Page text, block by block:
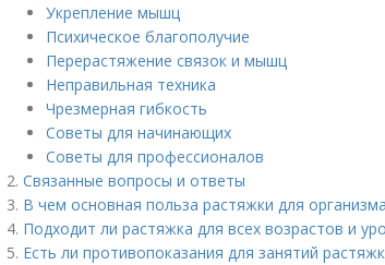
Укрепление мышц
Психическое благополучие
Перерастяжение связок и мышц
Неправильная техника
Чрезмерная гибкость
Советы для начинающих
Советы для профессионалов
Связанные вопросы и ответы
В чем основная польза растяжки для организма
Подходит ли растяжка для всех возрастов и
Есть ли противопоказания для занятий